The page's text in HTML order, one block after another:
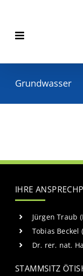
springen
Grundwasser
IHRE
Jürgen Traub
Tobias Beckel
Dr. rer. nat.
STAMMSITZ